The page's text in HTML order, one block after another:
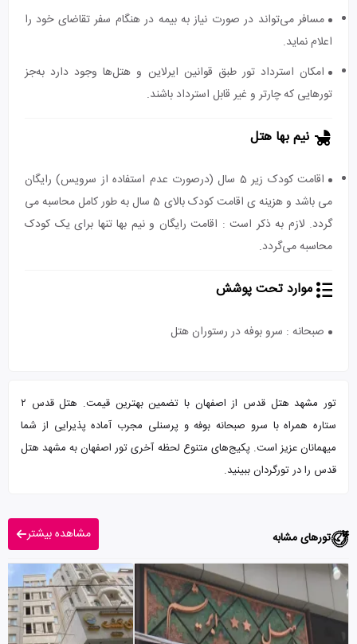
مسافر می‌تواند در صورت نیاز به بیمه در هنگام سفر تقاضای خود را
اعلام نماید.
امکان استرداد تور طبق قوانین ایرلاین و هتل‌ها وجود دارد به‌جز
تورهایی که چارتر و غیر قابل استرداد باشند.
نیم بها هتل
اقامت کودک زیر 5 سال (درصورت عدم استفاده از سرویس) رایگان
می باشد و هزینه ی اقامت کودک بالای 5 سال به طور کامل محاسبه می
گردد. لازم به ذکر است : اقامت رایگان و نیم بها تنها برای یک کودک
محاسبه می‌گردد.
موارد تحت پوشش
صبحانه : سرو بوفه در رستوران هتل
تور مشهد هتل قدس از اصفهان با تضمین بهترین قیمت. هتل قدس ۲
ستاره همراه با سرو صبحانه بوفه و پرسنلی مجرب آماده پذیرایی از شما
میهمانان عزیز است. پکیج‌های متنوع لحظه آخری تور اصفهان به مشهد هتل
قدس را در تورگردان ببینید.
تورهای مشابه مشاهده بیشتر